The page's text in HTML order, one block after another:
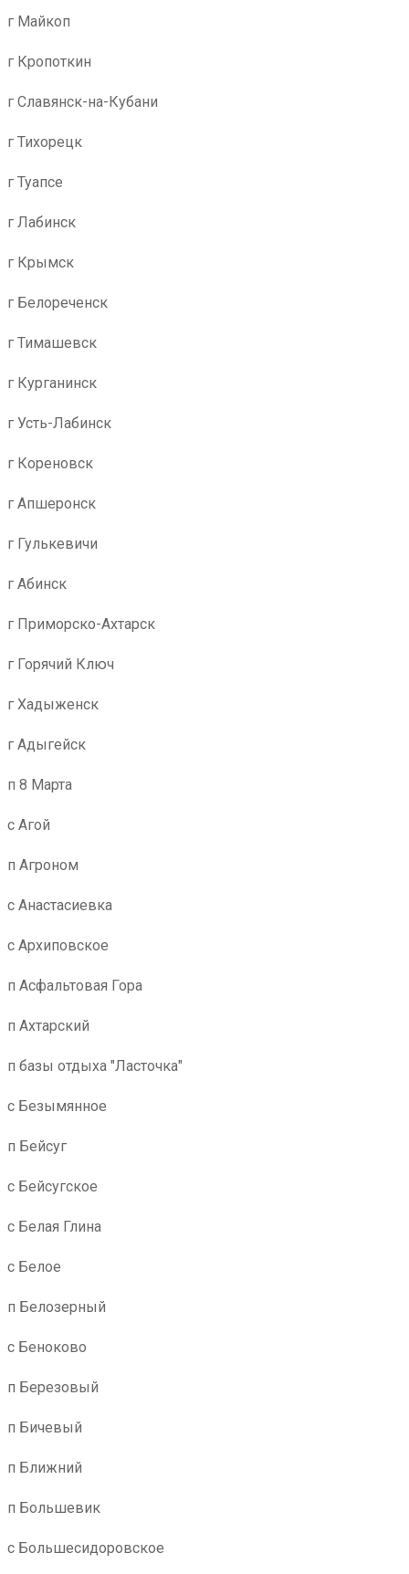
г Майкоп
г Кропоткин
г Славянск-на-Кубани
г Тихорецк
г Туапсе
г Лабинск
г Крымск
г Белореченск
г Тимашевск
г Курганинск
г Усть-Лабинск
г Кореновск
г Апшеронск
г Гулькевичи
г Абинск
г Приморско-Ахтарск
г Горячий Ключ
г Хадыженск
г Адыгейск
п 8 Марта
с Агой
п Агроном
с Анастасиевка
с Архиповское
п Асфальтовая Гора
п Ахтарский
п базы отдыха "Ласточка"
с Безымянное
п Бейсуг
с Бейсугское
с Белая Глина
с Белое
п Белозерный
с Беноково
п Березовый
п Бичевый
п Ближний
п Большевик
с Большесидоровское